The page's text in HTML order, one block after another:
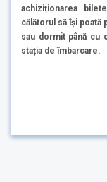
achiziționarea
călătorul să își poată
sau dormit până cu
stația de îmbarcare.